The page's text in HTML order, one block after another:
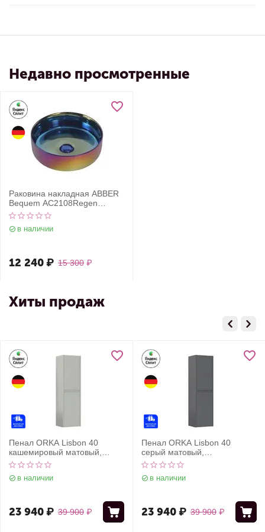
Недавно просмотренные
Раковина накладная ABBER
Bequem AC2108Regen
хамелеон
в наличии
15 300 ₽
12 240₽
Хиты продаж
Пенал ORKA Lisbon 40
кашемировый матовый,
универсальный
в наличии
39 900 ₽
23 940₽
Пенал ORKA Lisbon 40
серый матовый,
универсальный
в наличии
39 900 ₽
23 940₽